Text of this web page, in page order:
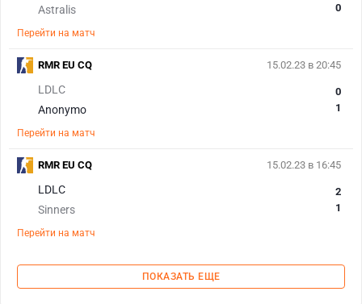
Astralis
0
Перейти на матч
15.02.23 в 20:45
LDLC
Anonymo
0
1
Перейти на матч
RMR EU CQ
15.02.23 в 16:45
LDLC
Sinners
2
1
Перейти на матч
RMR EU CQ
ПОКАЗАТЬ ЕЩЕ